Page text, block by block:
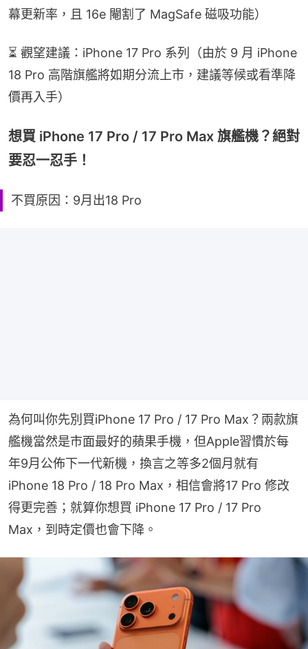
幕更新率，且 16e 閹割了 MagSafe 磁吸功能）
⏳ 觀望建議：iPhone 17 Pro 系列（由於 9 月 iPhone
18 Pro 高階旗艦將如期分流上市，建議等候或看準降
價再入手）
想買 iPhone 17 Pro / 17 Pro Max 旗艦機？絕對
要忍一忍手！
不買原因：9月出18 Pro
為何叫你先別買iPhone 17 Pro / 17 Pro Max？兩款旗
艦機當然是市面最好的蘋果手機，但Apple習慣於每
年9月公佈下一代新機，換言之等多2個月就有
iPhone 18 Pro / 18 Pro Max，相信會將17 Pro 修改
得更完善；就算你想買 iPhone 17 Pro / 17 Pro
Max，到時定價也會下降。